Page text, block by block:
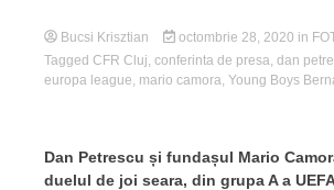
Bucsi Krisztian octombrie 28, 2020 in
Tagged CFR Cluj conferinta de presa dan
europa league mario camora Young Boys
Dan Petrescu și fundașul Mario
duelul de joi seara, din grupa A a